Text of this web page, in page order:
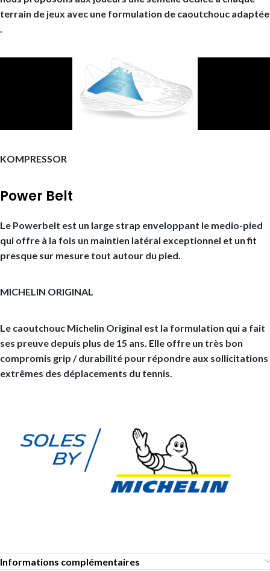
terrain de jeux avec une formulation de caoutchouc adaptée
.
KOMPRESSOR
Power Belt
Le Powerbelt est un large strap enveloppant le medio-pied
qui offre à la fois un maintien latéral exceptionnel et un fit
presque sur mesure tout autour du pied.
MICHELIN ORIGINAL
Le caoutchouc Michelin Original est la formulation qui a fait
ses preuve depuis plus de 15 ans. Elle offre un très bon
compromis grip / durabilité pour répondre aux sollicitations
extrêmes des déplacements du tennis.
Informations complémentaires